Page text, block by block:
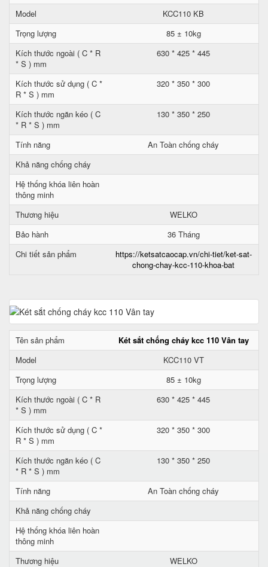
Model
KCC110 KB
Trọng lượng
85 ± 10kg
Kích thước ngoài ( C * R
* S ) mm
630 * 425 * 445
Kích thước sử dụng ( C *
R * S ) mm
320 * 350 * 300
Kích thước ngăn kéo ( C
* R * S ) mm
130 * 350 * 250
Tính năng
An Toàn chống cháy
Khả năng chống cháy
Hệ thống khóa liên hoàn
thông minh
Thương hiệu
WELKO
Bảo hành
36 Tháng
Chi tiết sản phẩm
https://ketsatcaocap.vn/chi-tiet/ket-sat-
chong-chay-kcc-110-khoa-bat
Tên sản phẩm
Két sắt chống cháy kcc 110 Vân tay
Model
KCC110 VT
Trọng lượng
85 ± 10kg
Kích thước ngoài ( C * R
* S ) mm
630 * 425 * 445
Kích thước sử dụng ( C *
R * S ) mm
320 * 350 * 300
Kích thước ngăn kéo ( C
* R * S ) mm
130 * 350 * 250
Tính năng
An Toàn chống cháy
Khả năng chống cháy
Hệ thống khóa liên hoàn
thông minh
Thương hiệu
WELKO